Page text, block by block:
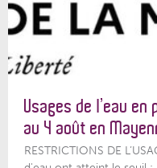
Usages de l’eau en
au 4 août en
RESTRICTIONS DE